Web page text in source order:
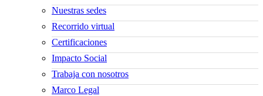
Nuestras sedes
Recorrido virtual
Certificaciones
Impacto Social
Trabaja con nosotros
Marco Legal